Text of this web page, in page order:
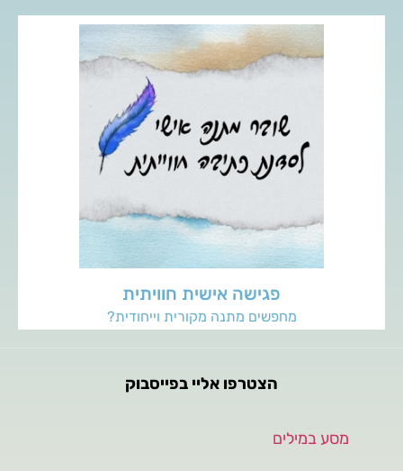
פגישה אישית חוויתית
מחפשים מתנה מקורית וייחודית?
העניקו לאהובים שלכם מפגש כתיבה חוויתי אישי, המאפשר
מרחב לביטוי עצמי, חקירה פנימית ופריצת מחסומי כתיבה.
לפרטים נוספים
הצטרפו אליי בפייסבוק
‏מסע במילים‏